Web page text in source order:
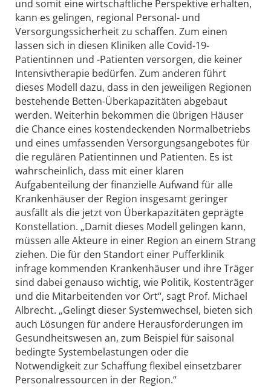
und somit eine wirtschaftliche Perspektive erhalten,
kann es gelingen, regional Personal- und
Versorgungssicherheit zu schaffen. Zum einen
lassen sich in diesen Kliniken alle Covid-19-
Patientinnen und -Patienten versorgen, die keiner
Intensivtherapie bedürfen. Zum anderen führt
dieses Modell dazu, dass in den jeweiligen Regionen
bestehende Betten-Überkapazitäten abgebaut
werden. Weiterhin bekommen die übrigen Häuser
die Chance eines kostendeckenden Normalbetriebs
und eines umfassenden Versorgungsangebotes für
die regulären Patientinnen und Patienten. Es ist
wahrscheinlich, dass mit einer klaren
Aufgabenteilung der finanzielle Aufwand für alle
Krankenhäuser der Region insgesamt geringer
ausfällt als die jetzt von Überkapazitäten geprägte
Konstellation. „Damit dieses Modell gelingen kann,
müssen alle Akteure in einer Region an einem Strang
ziehen. Die für den Standort einer Pufferklinik
infrage kommenden Krankenhäuser und ihre Träger
sind dabei genauso wichtig, wie Politik, Kostenträger
und die Mitarbeitenden vor Ort“, sagt Prof. Michael
Albrecht. „Gelingt dieser Systemwechsel, bieten sich
auch Lösungen für andere Herausforderungen im
Gesundheitswesen an, zum Beispiel für saisonal
bedingte Systembelastungen oder die
Notwendigkeit zur Schaffung flexibel einsetzbarer
Personalressourcen in der Region.“